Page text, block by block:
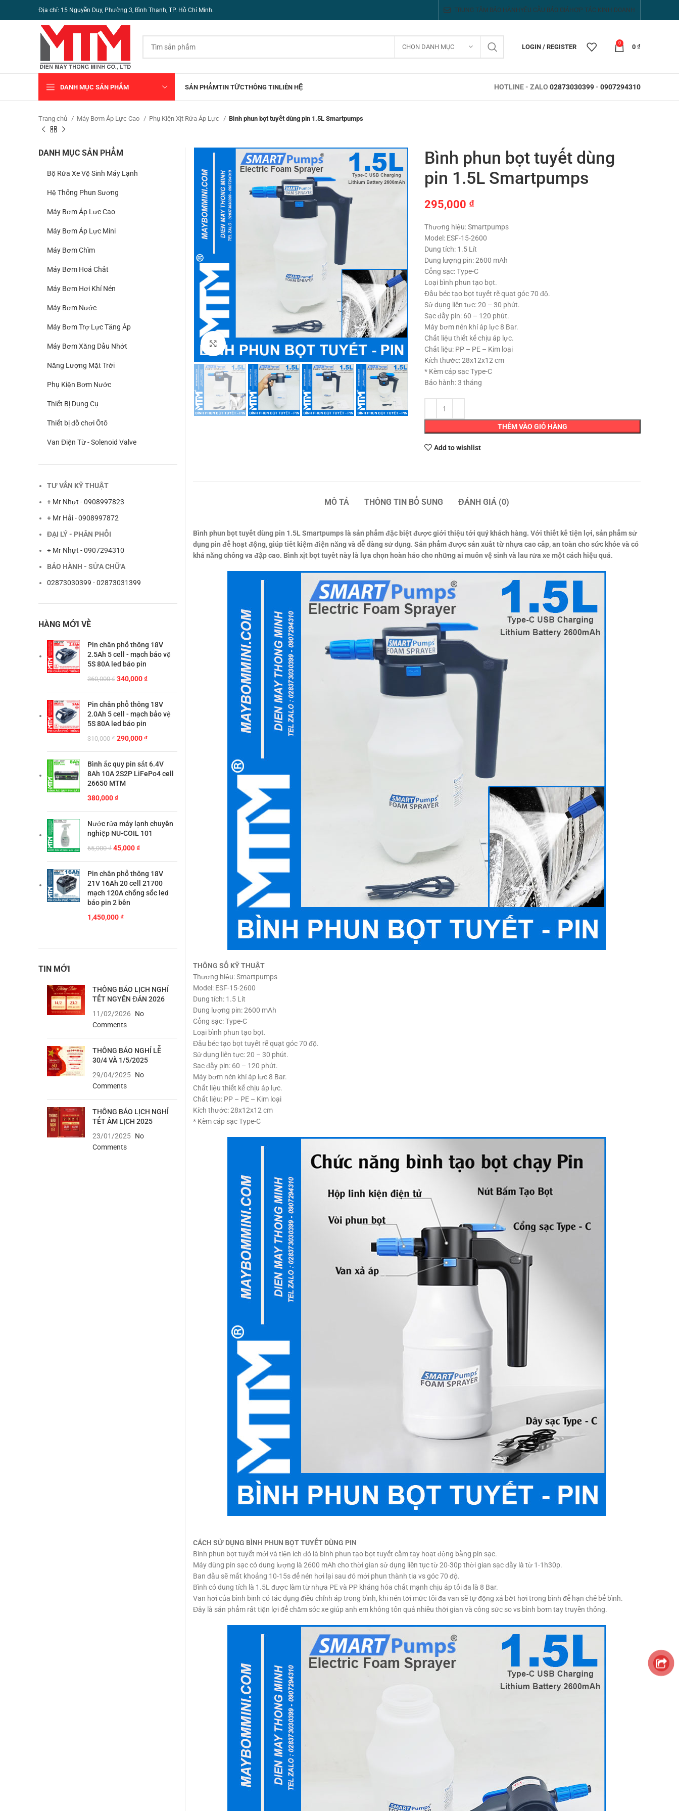
Địa chỉ: 15 Nguyễn Duy, Phường 3, Bình Thạnh, TP. Hồ Chí Minh. TRUNG TÂM BẢO HÀNH YÊU CẦU BÁO GIÁ HỢP TÁC KINH DOANH
CHỌN DANH MỤC LOGIN / REGISTER
0
0 ₫
DANH MỤC SẢN PHẨM SẢN PHẨMTIN TỨCTHÔNG TINLIÊN HỆ HOTLINE - ZALO 02873030399- 0907294310
Trang chủ Máy Bơm Áp Lực Cao Phụ Kiện Xịt Rửa Áp Lực Bình phun bọt tuyết dùng pin 1.5L Smartpumps
Click to enlarge
Bình phun bọt tuyết dùng
pin 1.5L Smartpumps
295,000 ₫
Thương hiệu: Smartpumps
Model: ESF-15-2600
Dung tích: 1.5 Lít
Dung lượng pin: 2600 mAh
Cổng sạc: Type-C
Loại bình phun tạo bọt.
Đầu béc tạo bọt tuyết rẽ quạt góc 70 độ.
Sử dụng liên tực: 20 – 30 phút.
Sạc đầy pin: 60 – 120 phút.
Máy bơm nén khí áp lực 8 Bar.
Chất liệu thiết kế chịu áp lực.
Chất liệu: PP – PE – Kim loại
Kích thước: 28x12x12 cm
* Kèm cáp sạc Type-C
Bảo hành: 3 tháng
THÊM VÀO GIỎ HÀNG
Add to wishlist
MÔ TẢ THÔNG TIN BỔ SUNG ĐÁNH GIÁ (0)
Bình phun bọt tuyết dùng pin 1.5L Smartpumps là sản phẩm đặc biệt được giới thiệu tới quý khách hàng. Với thiết kế tiện lợi, sản phẩm sử
dụng pin để hoạt động, giúp tiết kiệm điện năng và dễ dàng sử dụng. Sản phẩm được sản xuất từ nhựa cao cấp, an toàn cho sức khỏe và có
khả năng chống va đập cao. Bình xịt bọt tuyết này là lựa chọn hoàn hảo cho những ai muốn vệ sinh và lau rửa xe một cách hiệu quả.
THÔNG SỐ KỸ THUẬT
Thương hiệu: Smartpumps
Model: ESF-15-2600
Dung tích: 1.5 Lít
Dung lượng pin: 2600 mAh
Cổng sạc: Type-C
Loại bình phun tạo bọt.
Đầu béc tạo bọt tuyết rẽ quạt góc 70 độ.
Sử dụng liên tực: 20 – 30 phút.
Sạc đầy pin: 60 – 120 phút.
Máy bơm nén khí áp lực 8 Bar.
Chất liệu thiết kế chịu áp lực.
Chất liệu: PP – PE – Kim loại
Kích thước: 28x12x12 cm
* Kèm cáp sạc Type-C
CÁCH SỬ DỤNG BÌNH PHUN BỌT TUYẾT DÙNG PIN
Bình phun bọt tuyết mới và tiện ích đó là bình phun tạo bọt tuyết cầm tay hoạt động bằng pin sạc.
Máy dùng pin sạc có dung lượng là 2600 mAh cho thời gian sử dụng liên tục từ 20-30p thời gian sạc đầy là từ 1-1h30p.
Ban đầu sẽ mất khoảng 10-15s để nén hơi lại sau đó mới phun thành tia vs góc 70 độ.
Bình có dung tích là 1.5L được làm từ nhựa PE và PP kháng hóa chất mạnh chịu áp tối đa là 8 Bar.
Van hơi của bình binh có tác dụng điều chỉnh áp trong bình, khi nén tới mức tối đa van sẽ tự động xả bớt hơi trong bình để hạn chế bể bình.
Đây là sản phẩm rất tiện lợi để chăm sóc xe giúp anh em không tốn quá nhiều thời gian và công sức so vs bình bơm tay truyền thống.
DANH MỤC SẢN PHẨM
Bộ Rửa Xe Vệ Sinh Máy Lạnh
Hệ Thống Phun Sương
Máy Bơm Áp Lực Cao
Máy Bơm Áp Lực Mini
Máy Bơm Chìm
Máy Bơm Hoá Chất
Máy Bơm Hơi Khí Nén
Máy Bơm Nước
Máy Bơm Trợ Lực Tăng Áp
Máy Bơm Xăng Dầu Nhớt
Năng Lượng Mặt Trời
Phụ Kiện Bơm Nước
Thiết Bị Dụng Cụ
Thiết bị đồ chơi Ôtô
Van Điện Từ - Solenoid Valve
TƯ VẤN KỸ THUẬT
+ Mr Nhựt - 0908997823
+ Mr Hải - 0908997872
ĐẠI LÝ - PHÂN PHỐI
+ Mr Nhựt - 0907294310
BẢO HÀNH - SỬA CHỮA
02873030399 - 02873031399
HÀNG MỚI VỀ
Pin chân phổ thông 18V
2.5Ah 5 cell - mạch bảo vệ
5S 80A led báo pin
360,000₫ Giá
là:
360,000 ₫.
340,000₫Giá
tại
là:
Pin chân phổ thông 18V
2.0Ah 5 cell - mạch bảo vệ
5S 80A led báo pin
310,000₫ Giá
310,000 ₫.
290,000₫Giá
tại
là:
Bình ắc quy pin sắt 6.4V
8Ah 10A 2S2P LiFePo4 cell
26650 MTM
380,000₫
Nước rửa máy lạnh chuyên
nghiệp NU-COIL 101
65,000₫ Giá
65,000 ₫.
45,000₫Giá
tại
là:
45,000 ₫.
Pin chân phổ thông 18V
21V 16Ah 20 cell 21700
mạch 120A chống sốc led
báo pin 2 bên
1,450,000₫
TIN MỚI
THÔNG BÁO LỊCH NGHỈ
TẾT NGYÊN ĐÁN 2026
11/02/2026
No
Comments
THÔNG BÁO NGHỈ LỄ
30/4 VÀ 1/5/2025
29/04/2025 No
Comments
THÔNG BÁO LỊCH NGHỈ
TẾT ÂM LỊCH 2025
23/01/2025 No
Comments